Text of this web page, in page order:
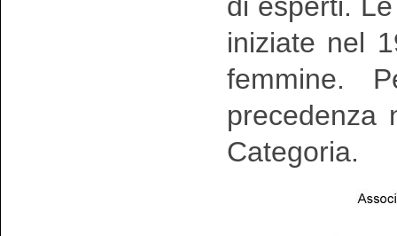
iniziate nel
femmine.
precedenza
Categoria.